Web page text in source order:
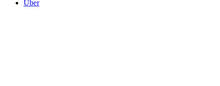
Über